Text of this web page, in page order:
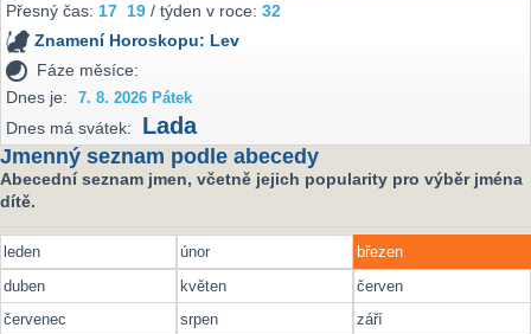
Přesný čas:17 19 / týden v roce:32
Znamení Horoskopu: Lev
Fáze měsíce:
Dnes je:
7. 8. 2026 Pátek
Dnes má svátek: Lada
Jmenný seznam podle abecedy
Abecední seznam jmen, včetně jejich popularity pro výběr jména
dítě.
leden únor
březen
duben
květen
červen
červenec
srpen
září